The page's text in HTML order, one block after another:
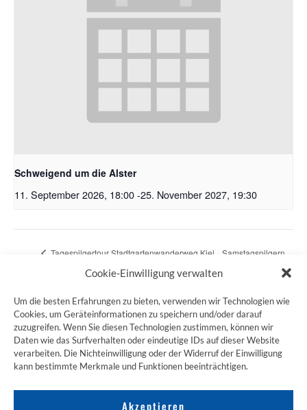
Cookie-Einwilligung verwalten
Um die besten Erfahrungen zu bieten, verwenden wir Technologien wie
Cookies, um Geräteinformationen zu speichern und/oder darauf
zuzugreifen. Wenn Sie diesen Technologien zustimmen, können wir
Daten wie das Surfverhalten oder eindeutige IDs auf dieser Website
verarbeiten. Die Nichteinwilligung oder der Widerruf der Einwilligung
kann bestimmte Merkmale und Funktionen beeinträchtigen.
Akzeptieren
Schweigend um die Alster
11. September 2026, 18:00-25. November 2027, 19:30
Tagespilgertour Stadtgartenwanderweg Kiel
1 Mönkeberg-Schulensee 18 km
Samstagspilgern
in Oberfranken
ZUM JAKOBSWEG SHOP